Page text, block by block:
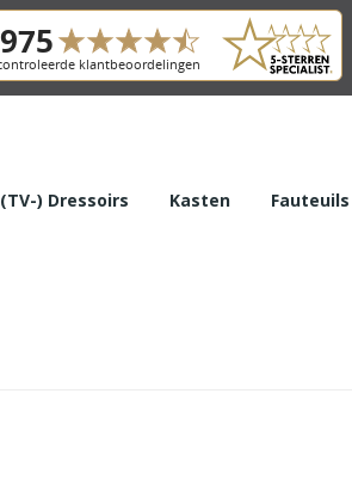
(TV-) Dressoirs Kasten Fauteuils